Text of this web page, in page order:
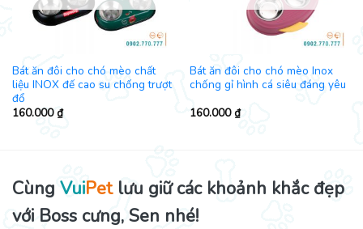
Bát ăn đôi cho chó mèo chất
liệu INOX đế cao su chống trượt
đổ
160.000₫
Bát ăn đôi cho chó mèo Inox
chống gỉ hình cá siêu đáng yêu
160.000₫
Cùng VuiPetlưu giữ các khoảnh khắc đẹp
với Boss cưng, Sen nhé!